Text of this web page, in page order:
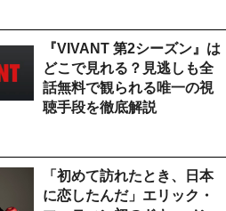
『VIVANT 第2シーズン』は
どこで見れる？見逃しも全
話無料で観られる唯一の視
聴手段を徹底解説
「初めて訪れたとき、日本
に恋したんだ」エリック・